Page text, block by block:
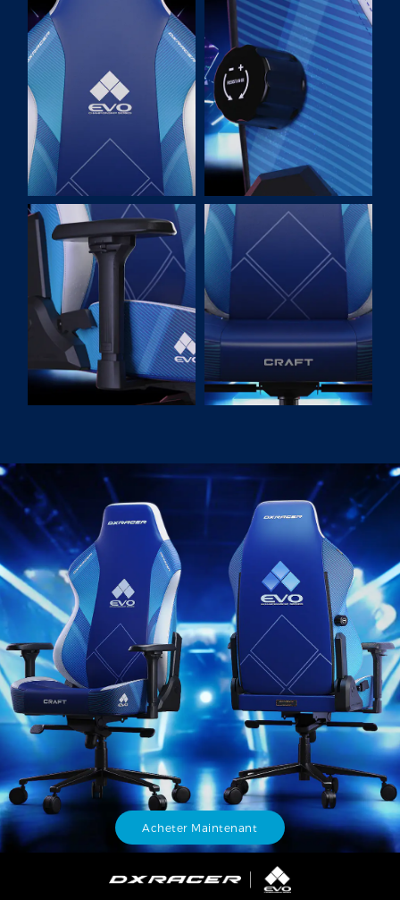
Acheter Maintenant